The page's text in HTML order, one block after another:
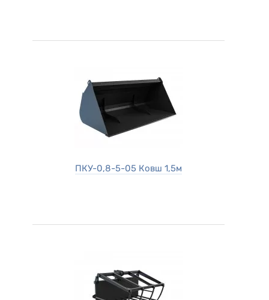
ПКУ-0,8-5-05 Ковш 1,5м